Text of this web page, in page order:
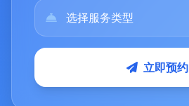
立即预约